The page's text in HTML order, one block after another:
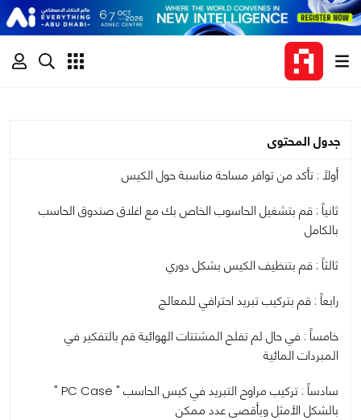
جدول المحتوى
أولاً : تأكد من توافر مساحة مناسبة حول الكيس
ثانياً : قم بتشغيل الحاسوب الخاص بك مع اغلاق صندوق الحاسب
بالكامل
ثالثاً : قم بتنظيف الكيس بشكل دوري
رابعاً : قم بتركيب تبريد احترافي للمعالج
خامساً : في حال لم تفلح المشتتات الهوائية قم بالتفكير في
المبردات المائية
سادساً : تركيب مراوح التبريد في كيس الحاسب " PC Case "
بالشكل الأمثل وبأقصى عدد ممكن